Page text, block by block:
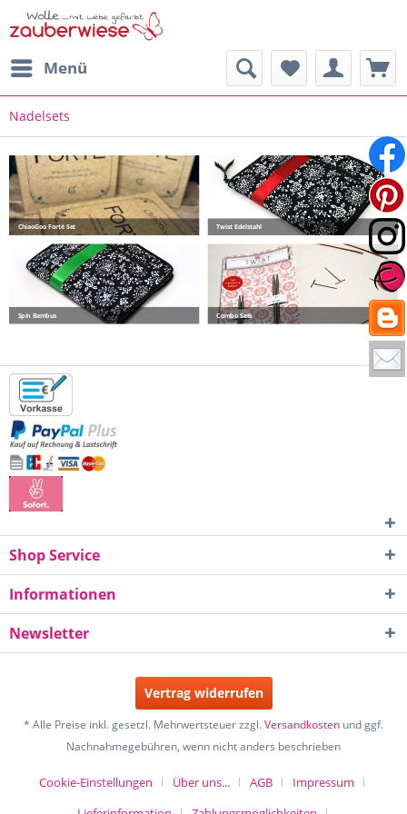
Menü
Nadelsets
Twist Edelstahl
Spin Bambus
ChiaoGoo Forté Set
Combo Sets
Shop Service
Informationen
Newsletter
Vertrag widerrufen
* Alle Preise inkl. gesetzl. Mehrwertsteuer zzgl.Versandkosten und ggf.
Nachnahmegebühren, wenn nicht anders beschrieben
Cookie-Einstellungen Über uns... AGB
Impressum